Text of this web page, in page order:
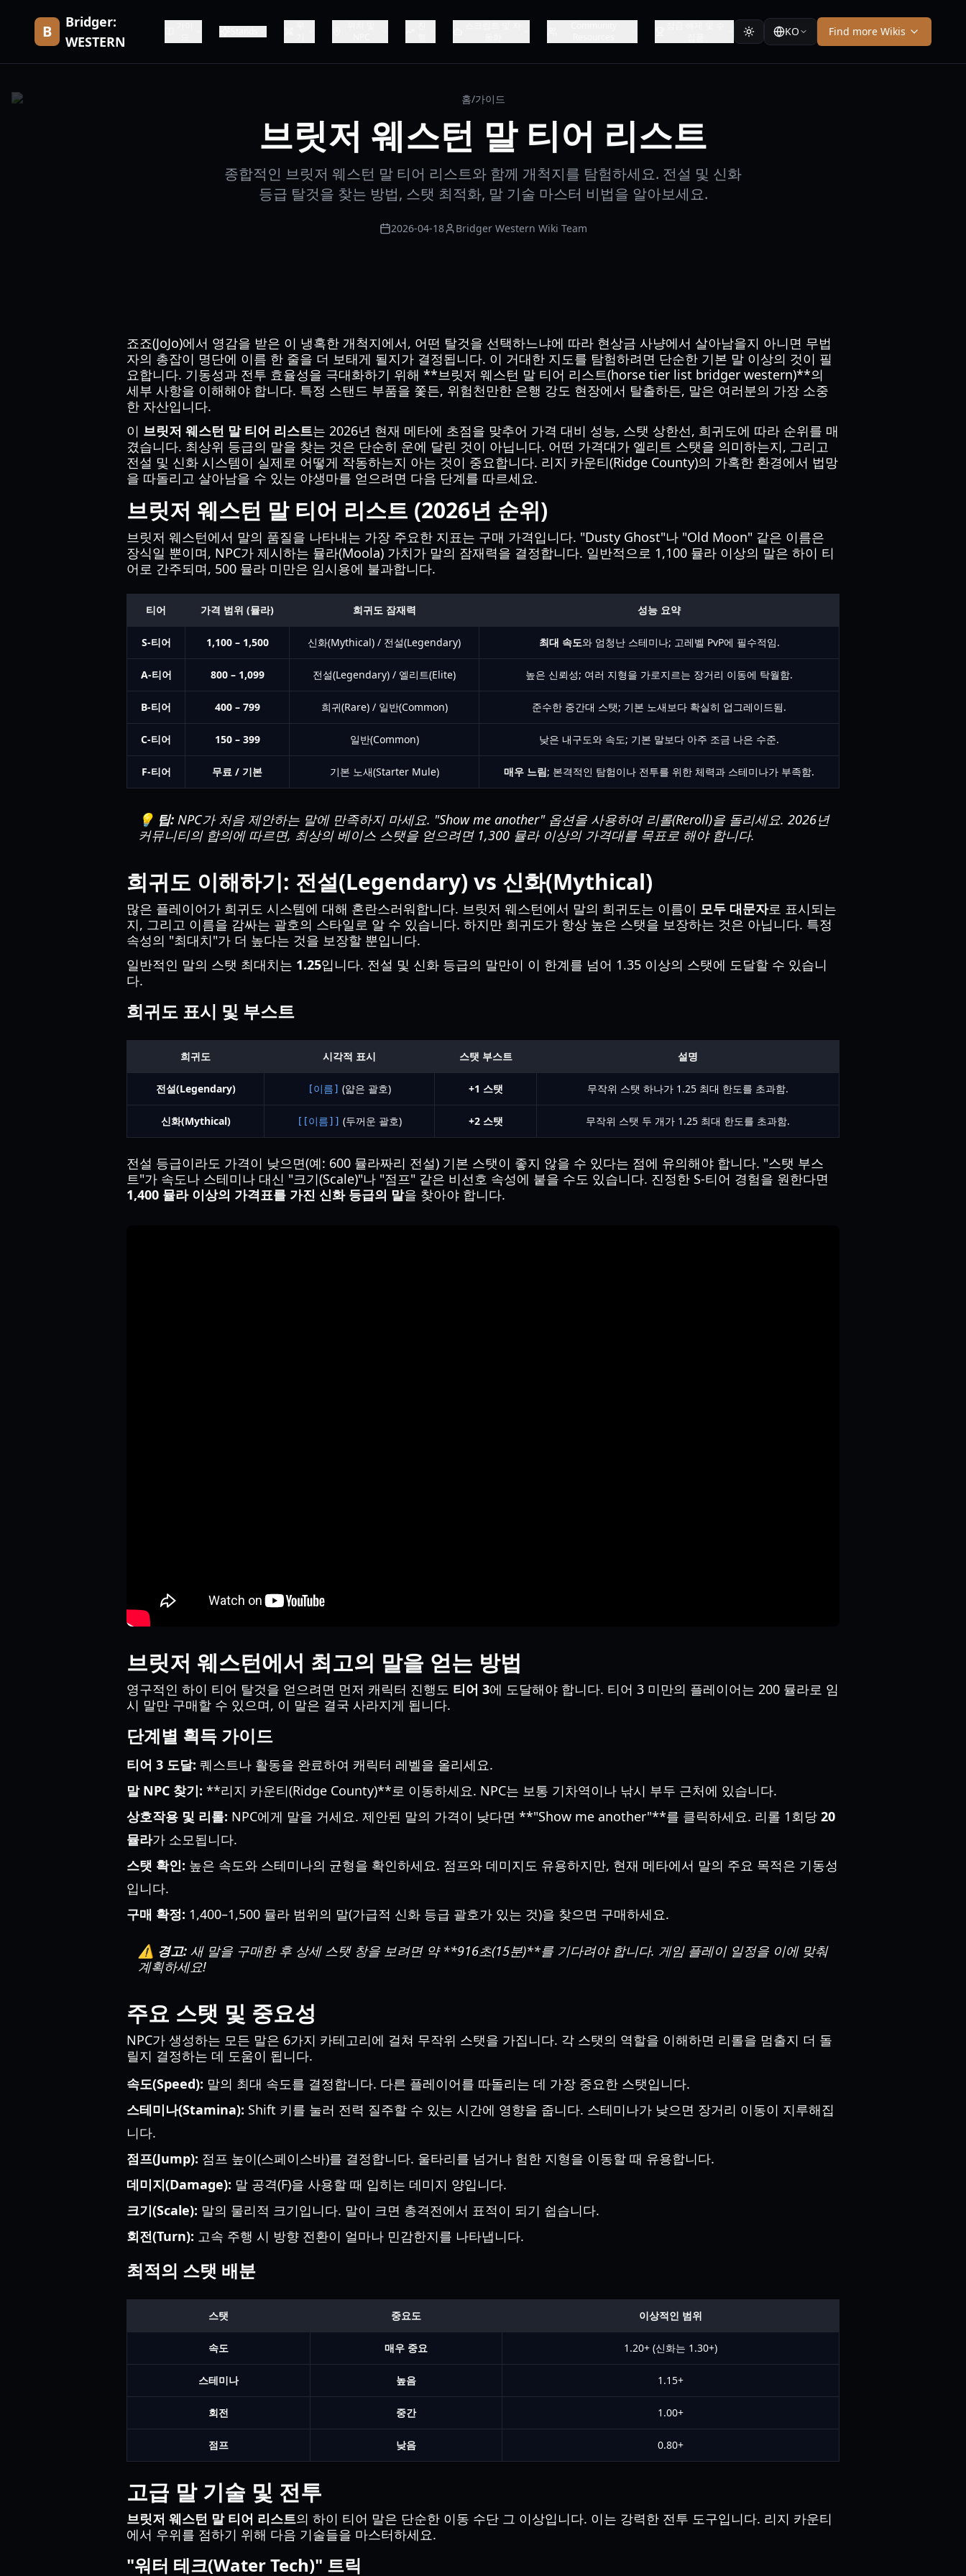
B
Bridger:
WESTERN
KO Find more Wikis
홈/가이드
브릿저 웨스턴 말 티어 리스트
종합적인 브릿저 웨스턴 말 티어 리스트와 함께 개척지를 탐험하세요. 전설 및 신화
등급 탈것을 찾는 방법, 스탯 최적화, 말 기술 마스터 비법을 알아보세요.
2026-04-18 Bridger Western Wiki Team
죠죠(JoJo)에서 영감을 받은 이 냉혹한 개척지에서, 어떤 탈것을 선택하느냐에 따라 현상금 사냥에서 살아남을지 아니면 무법
자의 총잡이 명단에 이름 한 줄을 더 보태게 될지가 결정됩니다. 이 거대한 지도를 탐험하려면 단순한 기본 말 이상의 것이 필
요합니다. 기동성과 전투 효율성을 극대화하기 위해 **브릿저 웨스턴 말 티어 리스트(horse tier list bridger western)**의
세부 사항을 이해해야 합니다. 특정 스탠드 부품을 쫓든, 위험천만한 은행 강도 현장에서 탈출하든, 말은 여러분의 가장 소중
한 자산입니다.
이 브릿저 웨스턴 말 티어 리스트는 2026년 현재 메타에 초점을 맞추어 가격 대비 성능, 스탯 상한선, 희귀도에 따라 순위를 매
겼습니다. 최상위 등급의 말을 찾는 것은 단순히 운에 달린 것이 아닙니다. 어떤 가격대가 엘리트 스탯을 의미하는지, 그리고
전설 및 신화 시스템이 실제로 어떻게 작동하는지 아는 것이 중요합니다. 리지 카운티(Ridge County)의 가혹한 환경에서 법망
을 따돌리고 살아남을 수 있는 야생마를 얻으려면 다음 단계를 따르세요.
브릿저 웨스턴 말 티어 리스트 (2026년 순위)
브릿저 웨스턴에서 말의 품질을 나타내는 가장 주요한 지표는 구매 가격입니다. "Dusty Ghost"나 "Old Moon" 같은 이름은
장식일 뿐이며, NPC가 제시하는 뮬라(Moola) 가치가 말의 잠재력을 결정합니다. 일반적으로 1,100 뮬라 이상의 말은 하이 티
어로 간주되며, 500 뮬라 미만은 임시용에 불과합니다.
티어 가격 범위 (뮬라) 희귀도 잠재력 성능 요약
S-티어 1,100 – 1,500 신화(Mythical) / 전설(Legendary) 최대 속도와 엄청난 스테미나; 고레벨 PvP에 필수적임.
A-티어 800 – 1,099 전설(Legendary) / 엘리트(Elite) 높은 신뢰성; 여러 지형을 가로지르는 장거리 이동에 탁월함.
B-티어 400 – 799 희귀(Rare) / 일반(Common) 준수한 중간대 스탯; 기본 노새보다 확실히 업그레이드됨.
C-티어 150 – 399 일반(Common) 낮은 내구도와 속도; 기본 말보다 아주 조금 나은 수준.
F-티어 무료 / 기본 기본 노새(Starter Mule) 매우 느림; 본격적인 탐험이나 전투를 위한 체력과 스테미나가 부족함.
💡 팁: NPC가 처음 제안하는 말에 만족하지 마세요. "Show me another" 옵션을 사용하여 리롤(Reroll)을 돌리세요. 2026년
커뮤니티의 합의에 따르면, 최상의 베이스 스탯을 얻으려면 1,300 뮬라 이상의 가격대를 목표로 해야 합니다.
희귀도 이해하기: 전설(Legendary) vs 신화(Mythical)
많은 플레이어가 희귀도 시스템에 대해 혼란스러워합니다. 브릿저 웨스턴에서 말의 희귀도는 이름이 모두 대문자로 표시되는
지, 그리고 이름을 감싸는 괄호의 스타일로 알 수 있습니다. 하지만 희귀도가 항상 높은 스탯을 보장하는 것은 아닙니다. 특정
속성의 "최대치"가 더 높다는 것을 보장할 뿐입니다.
일반적인 말의 스탯 최대치는 1.25입니다. 전설 및 신화 등급의 말만이 이 한계를 넘어 1.35 이상의 스탯에 도달할 수 있습니
다.
희귀도 표시 및 부스트
희귀도 시각적 표시 스탯 부스트 설명
전설(Legendary) [이름] (얇은 괄호) +1 스탯 무작위 스탯 하나가 1.25 최대 한도를 초과함.
신화(Mythical) [[이름]] (두꺼운 괄호) +2 스탯 무작위 스탯 두 개가 1.25 최대 한도를 초과함.
전설 등급이라도 가격이 낮으면(예: 600 뮬라짜리 전설) 기본 스탯이 좋지 않을 수 있다는 점에 유의해야 합니다. "스탯 부스
트"가 속도나 스테미나 대신 "크기(Scale)"나 "점프" 같은 비선호 속성에 붙을 수도 있습니다. 진정한 S-티어 경험을 원한다면
1,400 뮬라 이상의 가격표를 가진 신화 등급의 말을 찾아야 합니다.
브릿저 웨스턴에서 최고의 말을 얻는 방법
영구적인 하이 티어 탈것을 얻으려면 먼저 캐릭터 진행도 티어 3에 도달해야 합니다. 티어 3 미만의 플레이어는 200 뮬라로 임
시 말만 구매할 수 있으며, 이 말은 결국 사라지게 됩니다.
단계별 획득 가이드
티어 3 도달: 퀘스트나 활동을 완료하여 캐릭터 레벨을 올리세요.
말 NPC 찾기: **리지 카운티(Ridge County)**로 이동하세요. NPC는 보통 기차역이나 낚시 부두 근처에 있습니다.
상호작용 및 리롤: NPC에게 말을 거세요. 제안된 말의 가격이 낮다면 **"Show me another"**를 클릭하세요. 리롤 1회당 20
뮬라가 소모됩니다.
스탯 확인: 높은 속도와 스테미나의 균형을 확인하세요. 점프와 데미지도 유용하지만, 현재 메타에서 말의 주요 목적은 기동성
입니다.
구매 확정: 1,400–1,500 뮬라 범위의 말(가급적 신화 등급 괄호가 있는 것)을 찾으면 구매하세요.
⚠️ 경고: 새 말을 구매한 후 상세 스탯 창을 보려면 약 **916초(15분)**를 기다려야 합니다. 게임 플레이 일정을 이에 맞춰
계획하세요!
주요 스탯 및 중요성
NPC가 생성하는 모든 말은 6가지 카테고리에 걸쳐 무작위 스탯을 가집니다. 각 스탯의 역할을 이해하면 리롤을 멈출지 더 돌
릴지 결정하는 데 도움이 됩니다.
속도(Speed): 말의 최대 속도를 결정합니다. 다른 플레이어를 따돌리는 데 가장 중요한 스탯입니다.
스테미나(Stamina): Shift 키를 눌러 전력 질주할 수 있는 시간에 영향을 줍니다. 스테미나가 낮으면 장거리 이동이 지루해집
니다.
점프(Jump): 점프 높이(스페이스바)를 결정합니다. 울타리를 넘거나 험한 지형을 이동할 때 유용합니다.
데미지(Damage): 말 공격(F)을 사용할 때 입히는 데미지 양입니다.
크기(Scale): 말의 물리적 크기입니다. 말이 크면 총격전에서 표적이 되기 쉽습니다.
회전(Turn): 고속 주행 시 방향 전환이 얼마나 민감한지를 나타냅니다.
최적의 스탯 배분
스탯 중요도 이상적인 범위
속도 매우 중요 1.20+ (신화는 1.30+)
스테미나 높음 1.15+
회전 중간 1.00+
점프 낮음 0.80+
고급 말 기술 및 전투
브릿저 웨스턴 말 티어 리스트의 하이 티어 말은 단순한 이동 수단 그 이상입니다. 이는 강력한 전투 도구입니다. 리지 카운티
에서 우위를 점하기 위해 다음 기술들을 마스터하세요.
"워터 테크(Water Tech)" 트릭